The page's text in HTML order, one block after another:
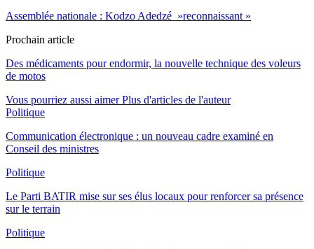
Assemblée nationale : Kodzo Adedzé »reconnaissant »
Prochain article
Des médicaments pour endormir, la nouvelle technique des voleurs
de motos
Vous pourriez aussi aimer Plus d'articles de l'auteur
Politique
Communication électronique : un nouveau cadre examiné en
Conseil des ministres
Politique
Le Parti BATIR mise sur ses élus locaux pour renforcer sa présence
sur le terrain
Politique